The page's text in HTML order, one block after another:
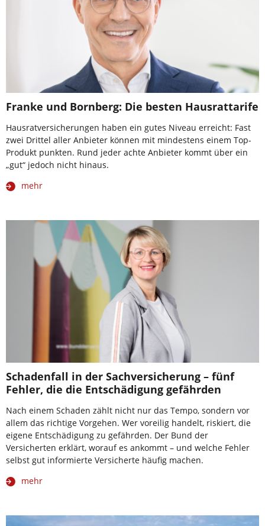
Franke und Bornberg: Die besten Hausrattarife
Hausratversicherungen haben ein gutes Niveau erreicht: Fast
zwei Drittel aller Anbieter können mit mindestens einem Top-
Produkt punkten. Rund jeder achte Anbieter kommt über ein
„gut“ jedoch nicht hinaus.
mehr
Schadenfall in der Sachversicherung – fünf
Fehler, die die Entschädigung gefährden
Nach einem Schaden zählt nicht nur das Tempo, sondern vor
allem das richtige Vorgehen. Wer voreilig handelt, riskiert, die
eigene Entschädigung zu gefährden. Der Bund der
Versicherten erklärt, worauf es ankommt – und welche Fehler
selbst gut informierte Versicherte häufig machen.
mehr